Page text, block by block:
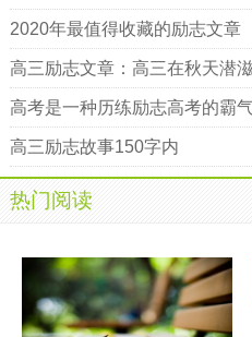
20. 不安于现状，不甘于平
中奏响人生壮美的乐间。
2020年最值得收藏的励志文章
高三励志文章：高三在秋天潜
高考是一种历练励志高考的霸
高三励志故事150字内
热门阅读